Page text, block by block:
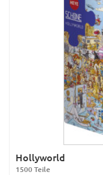
Hollyworld
1500 Teile